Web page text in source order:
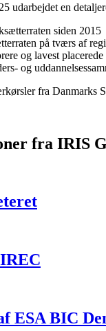
udarbejdet en
siden 2015
på tværs af
og lavest
og
fra Danmarks
fra IRIS
ESA BIC